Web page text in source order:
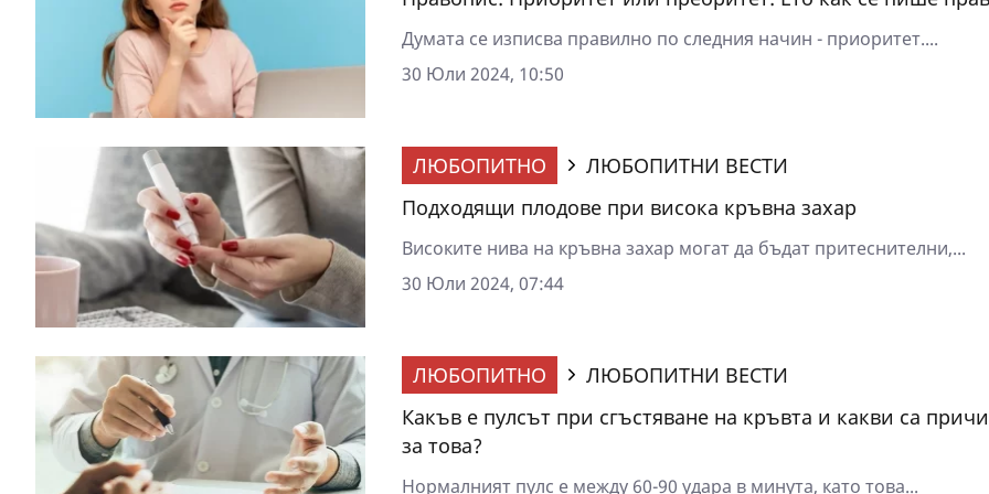
Думата се изписва правилно по следния начин - приоритет....
30 Юли 2024, 10:50
ЛЮБОПИТНО
ЛЮБОПИТНИ ВЕСТИ
Подходящи плодове при висока кръвна захар
Високите нива на кръвна захар могат да бъдат притеснителни,...
30 Юли 2024, 07:44
ЛЮБОПИТНО
ЛЮБОПИТНИ ВЕСТИ
Какъв е пулсът при сгъстяване на кръвта и какви са
за това?
Нормалният пулс е между 60-90 удара в минута, като това...